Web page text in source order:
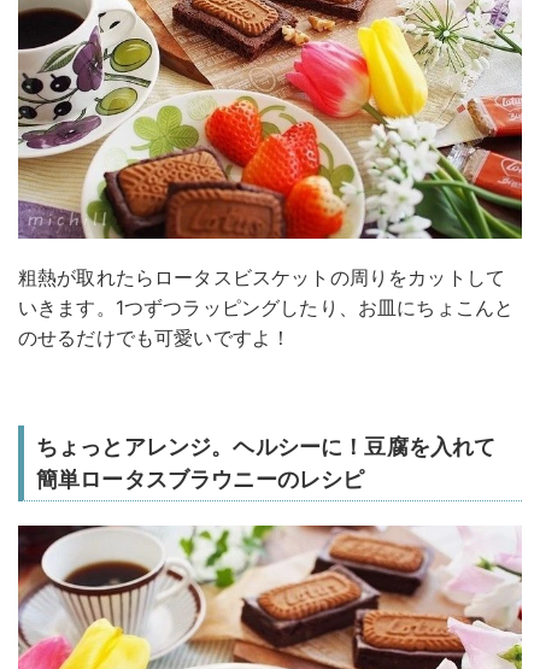
粗熱が取れたらロータスビスケットの周りをカットして
いきます。1つずつラッピングしたり、お皿にちょこんと
のせるだけでも可愛いですよ！
ちょっとアレンジ。ヘルシーに！豆腐を入れて
簡単ロータスブラウニーのレシピ